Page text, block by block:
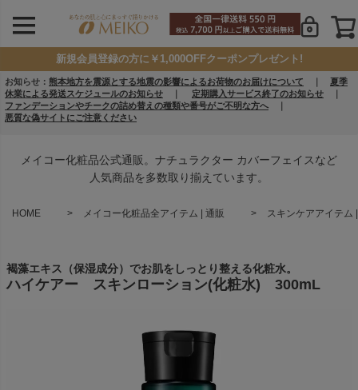
新規会員登録の方に￥1,000OFFクーポンプレゼント!
お知らせ： 熊本地方を震源とする地震の影響によるお荷物のお届けについて
夏季
休業による発送スケジュールのお知らせ
定期購入サービス終了のお知らせ
ファンデーションやチークの詰め替えの種類や番号がご不明な方へ
悪質な偽サイトにご注意ください
メイコー化粧品公式通販。ナチュラクター カバーフェイスなど
人気商品を多数取り揃えています。
HOME メイコー化粧品全アイテム | 通販 スキンケアアイテム
褐藻エキス（保湿成分）でお肌をしっとり整える化粧水。
ハイケアー スキンローション(化粧水) 300mL